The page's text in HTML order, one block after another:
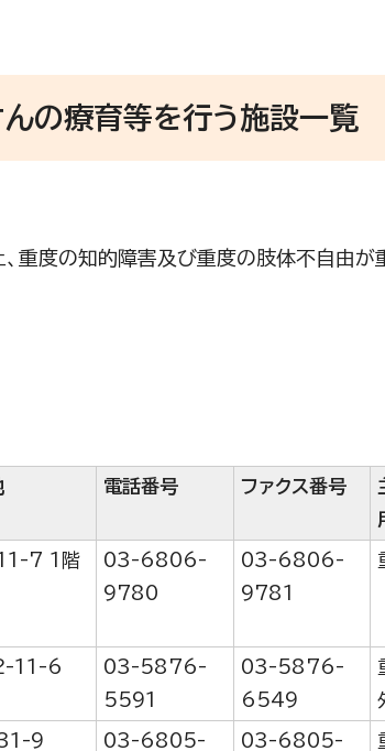
の療育等を行う施設一覧
、重度の知的障害及び重度の肢体不自由が
電話番号 ファクス番号
7 1階
03-6806-
9780
03-6806-
9781
11-6
03-5876-
5591
03-5876-
6549
9
03-6805-
03-6805-